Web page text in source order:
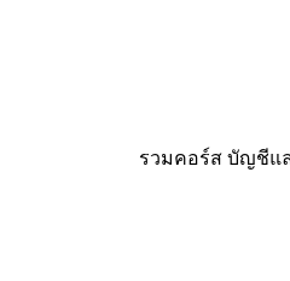
รวมคอร์ส บัญชีแ